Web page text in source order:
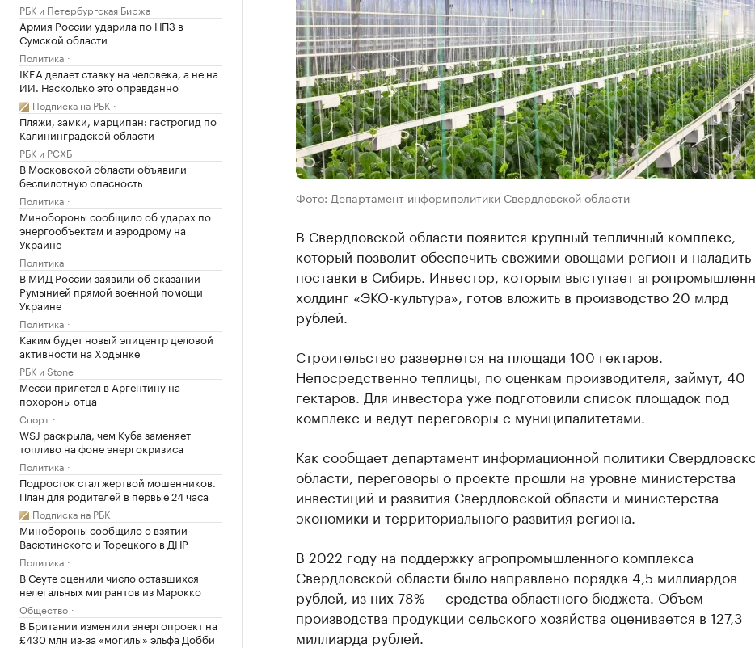
РБК и Петербургская Биржа
Армия России ударила по НПЗ в
Сумской области
Политика
IKEA делает ставку на человека, а не на
ИИ. Насколько это оправданно
Подписка на РБК
Пляжи, замки, марципан: гастрогид по
Калининградской области
РБК и РСХБ
В Московской области объявили
беспилотную опасность
Политика
Минобороны сообщило об ударах по
энергообъектам и аэродрому на
Украине
Политика
В МИД России заявили об оказании
Румынией прямой военной помощи
Украине
Политика
Каким будет новый эпицентр деловой
активности на Ходынке
РБК и Stone
Месси прилетел в Аргентину на
похороны отца
Спорт
WSJ раскрыла, чем Куба заменяет
топливо на фоне энергокризиса
Политика
Подросток стал жертвой мошенников.
План для родителей в первые 24 часа
Подписка на РБК
Минобороны сообщило о взятии
Васютинского и Торецкого в ДНР
Политика
В Сеуте оценили число оставшихся
нелегальных мигрантов из Марокко
Общество
В Британии изменили энергопроект на
£430 млн из-за «могилы» эльфа Добби
Фото: Департамент информполитики Свердловской области
В Свердловской области появится крупный тепличный комплекс,
который позволит обеспечить свежими овощами регион и наладить
поставки в Сибирь. Инвестор, которым выступает
холдинг «ЭКО-культура», готов вложить в производство 20 млрд
рублей.
Строительство развернется на площади 100 гектаров.
Непосредственно теплицы, по оценкам производителя, займут, 40
гектаров. Для инвестора уже подготовили список площадок под
комплекс и ведут переговоры с муниципалитетами.
Как сообщает департамент информационной политики
области, переговоры о проекте прошли на уровне министерства
инвестиций и развития Свердловской области и министерства
экономики и территориального развития региона.
В 2022 году на поддержку агропромышленного комплекса
Свердловской области было направлено порядка 4,5 миллиардов
рублей, из них 78% — средства областного бюджета. Объем
производства продукции сельского хозяйства оценивается в 127,3
миллиарда рублей.